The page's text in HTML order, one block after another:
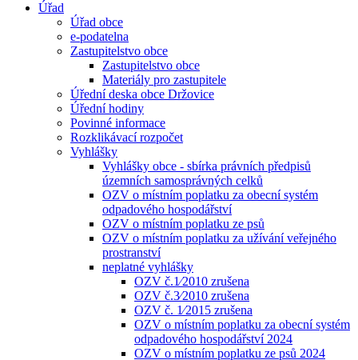
Úřad
Úřad obce
e-podatelna
Zastupitelstvo obce
Zastupitelstvo obce
Materiály pro zastupitele
Úřední deska obce Držovice
Úřední hodiny
Povinné informace
Rozklikávací rozpočet
Vyhlášky
Vyhlášky obce - sbírka právních předpisů
územních samosprávných celků
OZV o místním poplatku za obecní systém
odpadového hospodářství
OZV o místním poplatku ze psů
OZV o místním poplatku za užívání veřejného
prostranství
neplatné vyhlášky
OZV č.1⁄2010 zrušena
OZV č.3⁄2010 zrušena
OZV č. 1⁄2015 zrušena
OZV o místním poplatku za obecní systém
odpadového hospodářství 2024
OZV o místním poplatku ze psů 2024